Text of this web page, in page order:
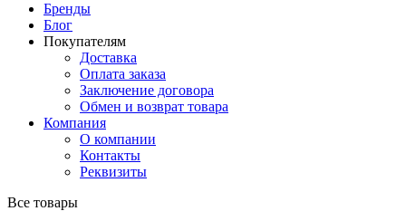
Бренды
Блог
Покупателям
Доставка
Оплата заказа
Заключение договора
Обмен и возврат товара
Компания
О компании
Контакты
Реквизиты
Все товары